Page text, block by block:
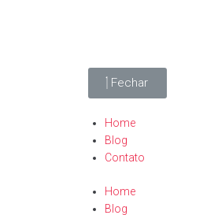
Fechar
Home
Blog
Contato
Home
Blog